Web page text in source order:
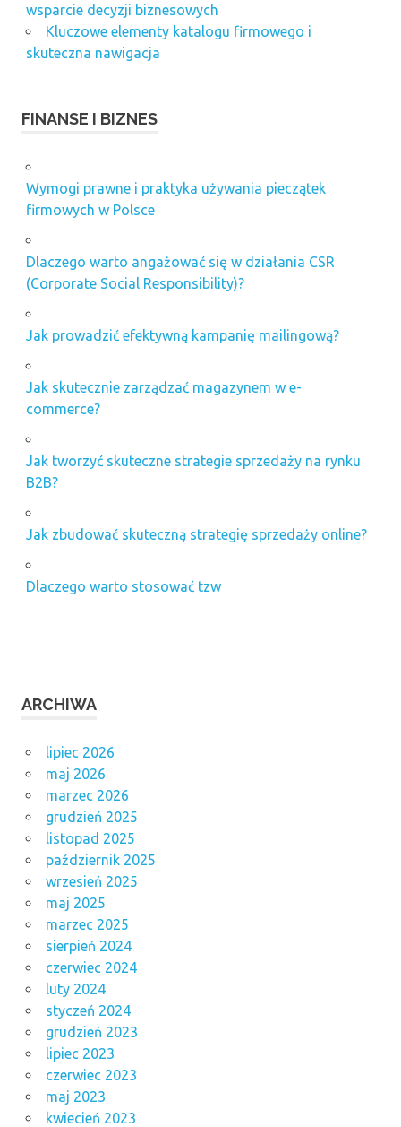
wsparcie decyzji biznesowych
Kluczowe elementy katalogu firmowego i
skuteczna nawigacja
FINANSE I BIZNES
Wymogi prawne i praktyka używania pieczątek
firmowych w Polsce
Dlaczego warto angażować się w działania CSR
(Corporate Social Responsibility)?
Jak prowadzić efektywną kampanię mailingową?
Jak skutecznie zarządzać magazynem w e-
commerce?
Jak tworzyć skuteczne strategie sprzedaży na rynku
B2B?
Jak zbudować skuteczną strategię sprzedaży online?
Dlaczego warto stosować tzw
ARCHIWA
lipiec 2026
maj 2026
marzec 2026
grudzień 2025
listopad 2025
październik 2025
wrzesień 2025
maj 2025
marzec 2025
sierpień 2024
czerwiec 2024
luty 2024
styczeń 2024
grudzień 2023
lipiec 2023
czerwiec 2023
maj 2023
kwiecień 2023